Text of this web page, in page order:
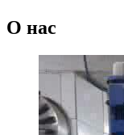
О нас